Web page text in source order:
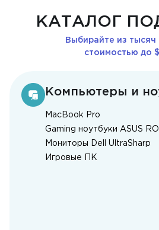
КАТАЛОГ
Выбирайте из тысяч
стоимостью до
Компьютеры и
MacBook Pro
Gaming ноутбуки ASUS
Мониторы Dell UltraSharp
Игровые ПК